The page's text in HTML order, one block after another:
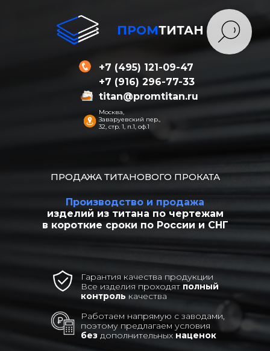
ПРОМТИТАН
+7 (495) 121-09-47
+7 (916) 296-77-33
titan@promtitan.ru
Москва,
Заваруевский пер.,
32, стр. 1, п.1, оф.1
Производство и продажа
изделий из титана по чертежам
в короткие сроки по России и СНГ
ПРОДАЖА ТИТАНОВОГО ПРОКАТА
Гарантия качества продукции
Все изделия проходят полный
контроль качества
Работаем напрямую с заводами,
поэтому предлагаем условия
без дополнительных наценок